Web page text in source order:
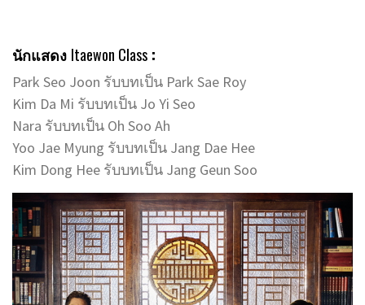
นักแสดง Itaewon Class :
Park Seo Joon รับบทเป็น Park Sae Roy
Kim Da Mi รับบทเป็น Jo Yi Seo
Nara รับบทเป็น Oh Soo Ah
Yoo Jae Myung รับบทเป็น Jang Dae Hee
Kim Dong Hee รับบทเป็น Jang Geun Soo